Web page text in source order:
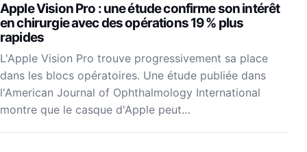
Apple Vision Pro : une étude confirme son intérêt
en chirurgie avec des opérations 19 % plus
rapides
L'Apple Vision Pro trouve progressivement sa place
dans les blocs opératoires. Une étude publiée dans
l'American Journal of Ophthalmology International
montre que le casque d'Apple peut…